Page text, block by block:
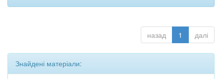
назад 1 далі
Знайдені матеріали: